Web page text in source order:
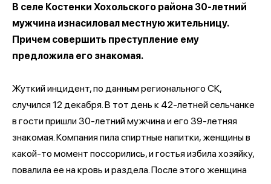
В селе Костенки Хохольского района 30-летний
мужчина изнасиловал местную жительницу.
Причем совершить преступление ему
предложила его знакомая.
Жуткий инцидент, по данным регионального СК,
случился 12 декабря. В тот день к 42-летней сельчанке
в гости пришли 30-летний мужчина и его 39-летняя
знакомая. Компания пила спиртные напитки, женщины в
какой-то момент поссорились, и гостья избила хозяйку,
повалила ее на кровь и раздела. После этого женщина